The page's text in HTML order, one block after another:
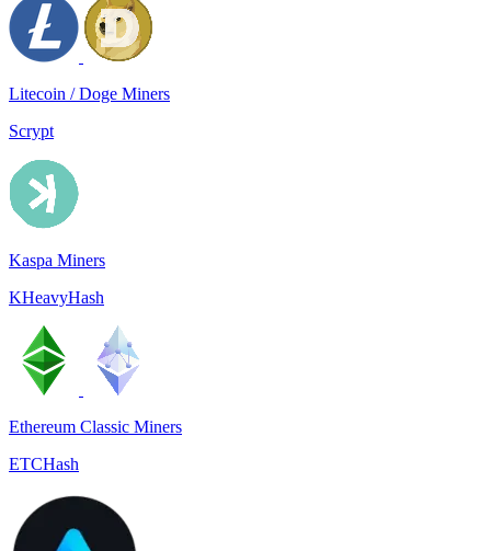
Litecoin / Doge Miners
Scrypt
Kaspa Miners
KHeavyHash
Ethereum Classic Miners
ETCHash